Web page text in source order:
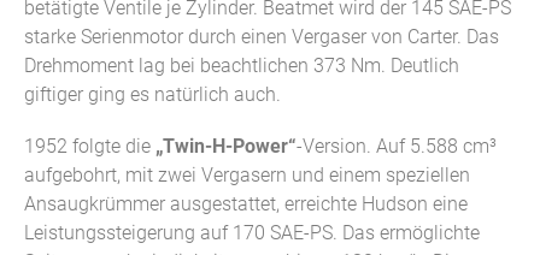
betätigte Ventile je Zylinder. Beatmet wird der 145 SAE-PS
starke Serienmotor durch einen Vergaser von Carter. Das
Drehmoment lag bei beachtlichen 373 Nm. Deutlich
giftiger ging es natürlich auch.
1952 folgte die „Twin-H-Power“-Version. Auf 5.588 cm³
aufgebohrt, mit zwei Vergasern und einem speziellen
Ansaugkrümmer ausgestattet, erreichte Hudson eine
Leistungssteigerung auf 170 SAE-PS. Das ermöglichte